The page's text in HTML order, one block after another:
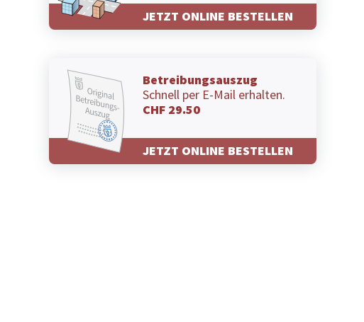
JETZT ONLINE BESTELLEN
Betreibungsauszug
Schnell per E-Mail erhalten.
CHF 29.50
JETZT ONLINE BESTELLEN